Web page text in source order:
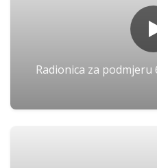
Radionica za